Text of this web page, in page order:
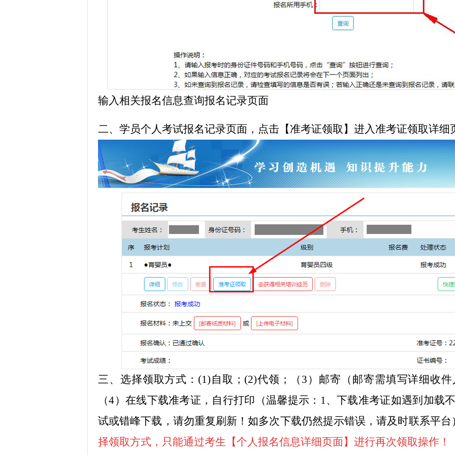
输入相关报名信息查询报名记录页面
二、 学员个人考试报名记录页面，点击【准考证领取】进入准考证领取详细
三、 选择领取方式：(1)自取；(2)代领；（3）邮寄（邮寄需填写详细收
（4）在线下载准考证，自行打印（温馨提示：1、下载准考证如遇到加载
试或错峰下载，请勿重复刷新！如多次下载仍然提示错误，请及时联系平台
择领取方式，只能通过考生【个人报名信息详细页面】进行再次领取操作！